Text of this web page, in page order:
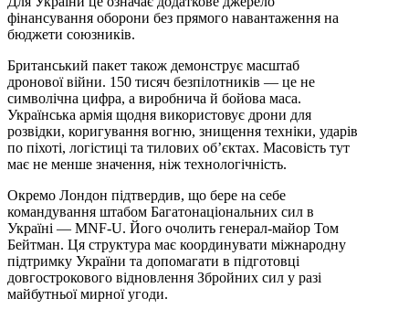
фінансування оборони без прямого навантаження на
бюджети союзників.
Британський пакет також демонструє масштаб
дронової війни. 150 тисяч безпілотників — це не
символічна цифра, а виробнича й бойова маса.
Українська армія щодня використовує дрони для
розвідки, коригування вогню, знищення техніки, ударів
по піхоті, логістиці та тилових об’єктах. Масовість тут
має не менше значення, ніж технологічність.
Окремо Лондон підтвердив, що бере на себе
командування штабом Багатонаціональних сил в
Україні — MNF-U. Його очолить генерал-майор Том
Бейтман. Ця структура має координувати міжнародну
підтримку України та допомагати в підготовці
довгострокового відновлення Збройних сил у разі
майбутньої мирної угоди.